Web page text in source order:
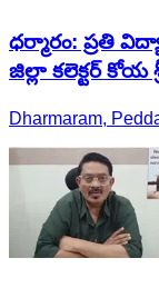
ధర్మారం: ప్రతి
జిల్లా కలెక్టర్ కోయ
Dharmaram,